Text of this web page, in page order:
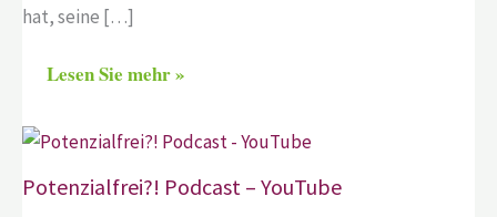
hat, seine […]
Lesen Sie mehr »
Potenzialfrei?! Podcast – YouTube